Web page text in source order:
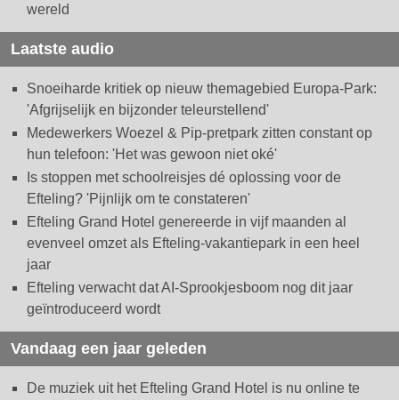
wereld
Laatste audio
Snoeiharde kritiek op nieuw themagebied Europa-Park:
'Afgrijselijk en bijzonder teleurstellend'
Medewerkers Woezel & Pip-pretpark zitten constant op
hun telefoon: 'Het was gewoon niet oké'
Is stoppen met schoolreisjes dé oplossing voor de
Efteling? 'Pijnlijk om te constateren'
Efteling Grand Hotel genereerde in vijf maanden al
evenveel omzet als Efteling-vakantiepark in een heel
jaar
Efteling verwacht dat AI-Sprookjesboom nog dit jaar
geïntroduceerd wordt
Vandaag een jaar geleden
De muziek uit het Efteling Grand Hotel is nu online te